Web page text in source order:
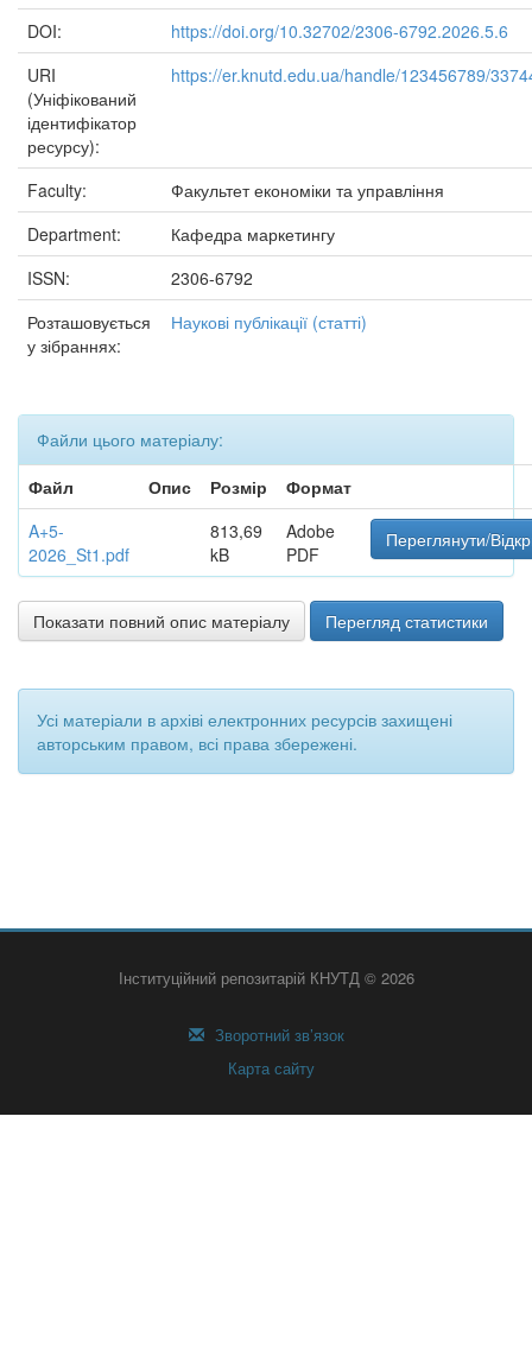
DOI:
https://doi.org/10.32702/2306-6792.2026.5.6
URI
(Уніфікований
ідентифікатор
ресурсу):
https://er.knutd.edu.ua/handle/123456789/
Faculty:
Факультет економіки та управління
Department:
Кафедра маркетингу
ISSN:
2306-6792
Розташовується
у зібраннях:
Наукові публікації (статті)
Файли цього матеріалу:
Файл
Опис Розмір
Формат
A+5-
2026_St1.pdf
813,69
kB
Adobe
PDF
Переглянути/
Показати повний опис матеріалу Перегляд статистики
Усі матеріали в архіві електронних ресурсів захищені
авторським правом, всі права збережені.
Інституційний репозитарій КНУТД © 2026
Зворотний зв’язок
Карта сайту